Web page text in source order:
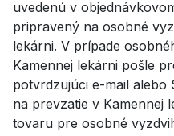
uvedenú v
pripravený na osobné
lekárni. V prípade
Kamennej lekárni pošle
potvrdzujúci e-mail
na prevzatie v Kamennej
tovaru pre osobné